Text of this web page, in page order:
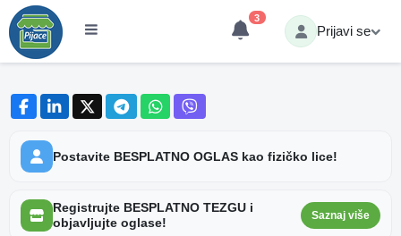
3
Prijavi se
Postavite BESPLATNO OGLAS kao fizičko lice!
Registrujte BESPLATNO TEZGU i
objavljujte oglase!
Saznaj više